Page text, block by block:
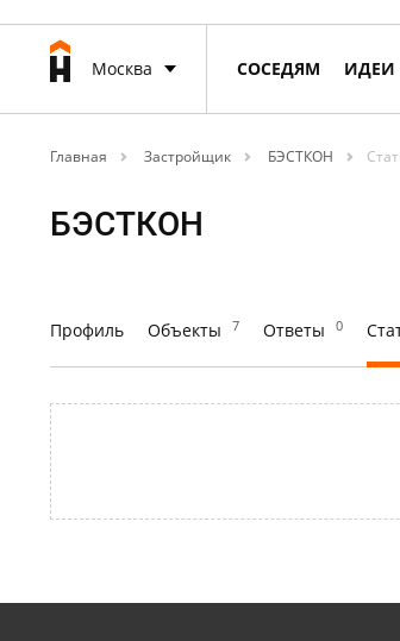
Москва СОСЕДЯМ ИДЕИ
Главная Застройщик БЭСТКОН
БЭСТКОН
Профиль Объекты 7 Ответы 0